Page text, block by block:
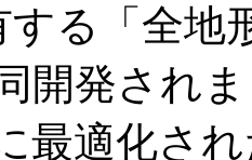
する「全
開発され
最適化さ